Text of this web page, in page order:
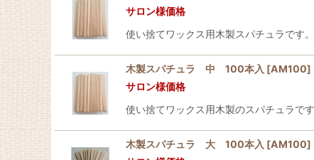
サロン様価格
使い捨てワックス用木製スパチュラで
木製スパチュラ 中 100本入 [AM100]
サロン様価格
使い捨てワックス用木製のスパチュラ
木製スパチュラ 大 100本入 [AM100]